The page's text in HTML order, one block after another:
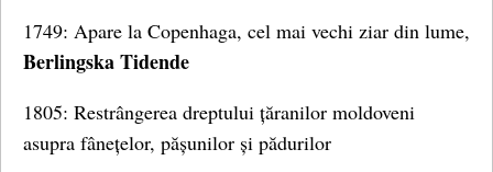
1749: Apare la Copenhaga, cel mai vechi ziar din lume,
Berlingska Tidende
1805: Restrângerea dreptului țăranilor moldoveni
asupra fânețelor, pășunilor și pădurilor